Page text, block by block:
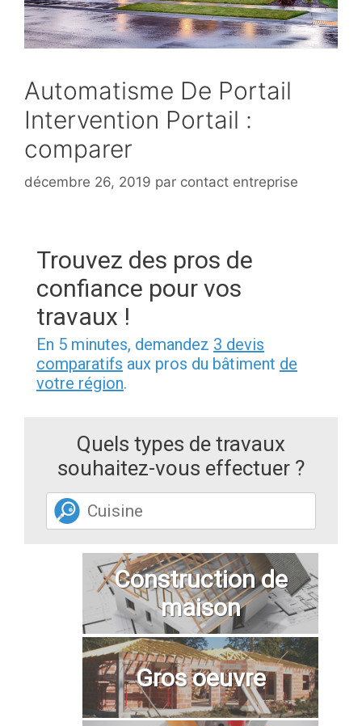
Automatisme De Portail
Intervention Portail :
comparer
décembre 26, 2019 par contact entreprise
Trouvez des pros de
confiance pour vos
travaux !
En 5 minutes, demandez 3 devis
comparatifs aux pros du bâtiment de
votre région.
Quels types de travaux
souhaitez-vous effectuer ?
Construction de
maison
Gros oeuvre